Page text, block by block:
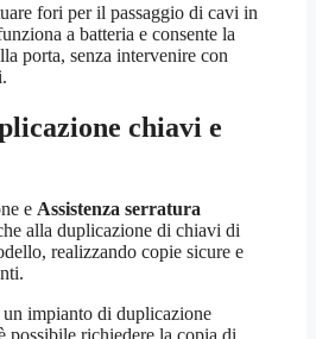
fori per il passaggio di cavi in
a batteria e consente la
porta, senza intervenire con
chiavi e
e Assistenza serratura
alla duplicazione di chiavi di
realizzando copie sicure e
impianto di duplicazione